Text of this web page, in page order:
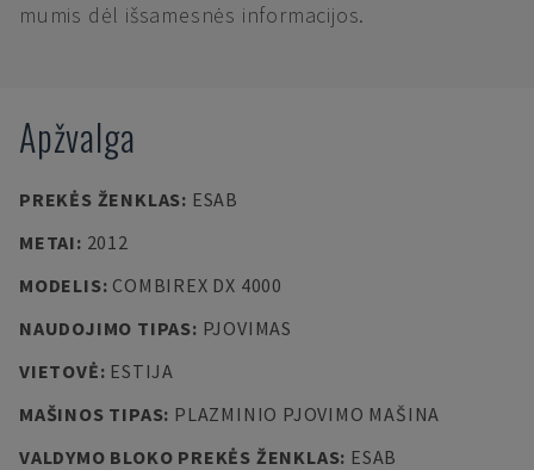
mumis dėl išsamesnės informacijos.
Apžvalga
PREKĖS ŽENKLAS: ESAB
METAI: 2012
MODELIS: COMBIREX DX 4000
NAUDOJIMO TIPAS: PJOVIMAS
VIETOVĖ: ESTIJA
MAŠINOS TIPAS: PLAZMINIO PJOVIMO MAŠINA
VALDYMO BLOKO PREKĖS ŽENKLAS: ESAB